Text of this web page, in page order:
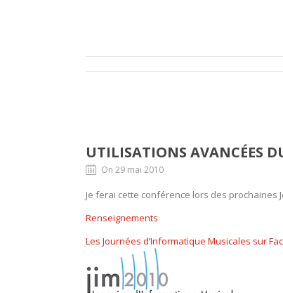
UTILISATIONS AVANCÉES
On 29 mai 2010
Je ferai cette conférence lors des prochaines
Renseignements
Les Journées d’Informatique Musicales sur